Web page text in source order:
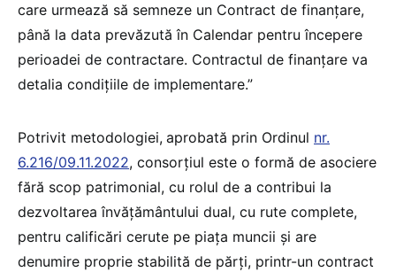
care urmează să semneze un Contract de finanțare,
până la data prevăzută în Calendar pentru începere
perioadei de contractare. Contractul de finanțare va
detalia condițiile de implementare.”
Potrivit metodologiei, aprobată prin Ordinul nr.
6.216/09.11.2022, consorțiul este o formă de asociere
fără scop patrimonial, cu rolul de a contribui la
dezvoltarea învățământului dual, cu rute complete,
pentru calificări cerute pe piața muncii și are
denumire proprie stabilită de părți, printr-un contract